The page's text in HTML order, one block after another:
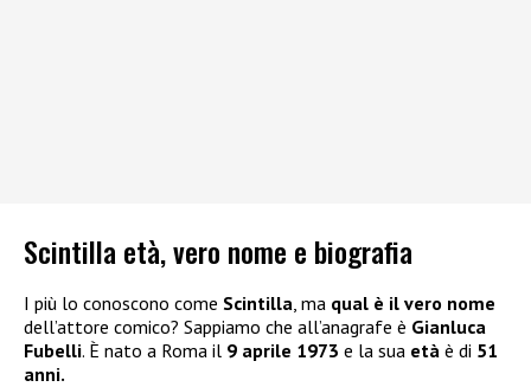
Scintilla età, vero nome e biografia
I più lo conoscono come Scintilla , ma qual è il vero nome
dell’attore comico? Sappiamo che all’anagrafe è Gianluca
Fubelli. È nato a Roma il 9 aprile 1973 e la sua età è di 51
anni.